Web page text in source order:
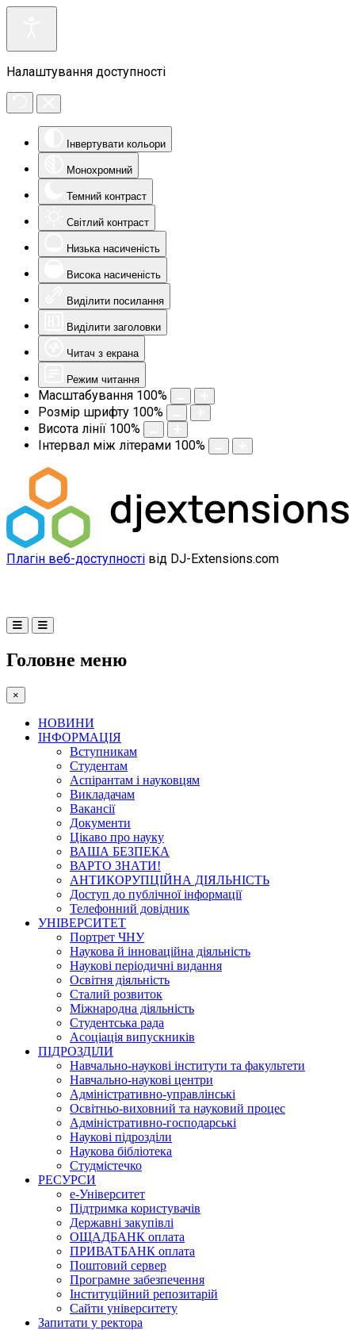
Налаштування доступності
Інвертувати кольори
Монохромний
Темний контраст
Світлий контраст
Низька насиченість
Висока насиченість
Виділити посилання
Виділити заголовки
Читач з екрана
Режим читання
Масштабування 100%
Розмір шрифту 100%
Висота лінії 100%
Інтервал між літерами 100%
Плагін веб-доступності від DJ-Extensions.com
Головне меню
×
НОВИНИ
ІНФОРМАЦІЯ
Вступникам
Студентам
Аспірантам і науковцям
Викладачам
Вакансії
Документи
Цікаво про науку
ВАША БЕЗПЕКА
ВАРТО ЗНАТИ!
АНТИКОРУПЦІЙНА ДІЯЛЬНІСТЬ
Доступ до публічної інформації
Телефонний довідник
УНІВЕРСИТЕТ
Портрет ЧНУ
Наукова й інноваційна діяльність
Наукові періодичні видання
Освітня діяльність
Сталий розвиток
Міжнародна діяльність
Студентська рада
Асоціація випускників
ПІДРОЗДІЛИ
Навчально-наукові інститути та факультети
Навчально-наукові центри
Адміністративно-управлінські
Освітньо-виховний та науковий процес
Адміністративно-господарські
Наукові підрозділи
Наукова бібліотека
Студмістечко
РЕСУРСИ
е-Університет
Підтримка користувачів
Державні закупівлі
ОЩАДБАНК оплата
ПРИВАТБАНК оплата
Поштовий сервер
Програмне забезпечення
Інституційний репозитарій
Сайти університету
Запитати у ректора